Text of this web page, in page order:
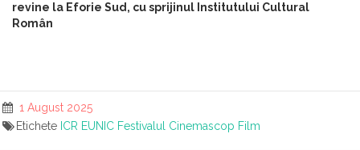
revine la Eforie Sud, cu sprijinul Institutului Cultural
Român
1 August 2025
Etichete ICR EUNIC Festivalul Cinemascop Film